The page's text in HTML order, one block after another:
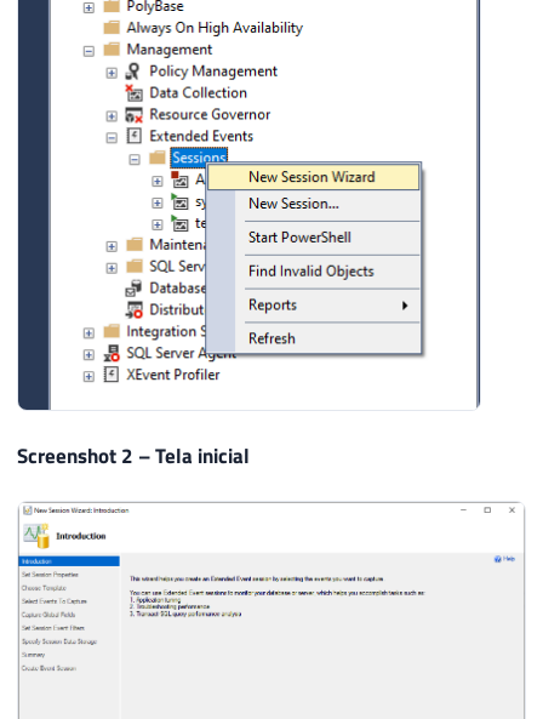
Screenshot 2 – Tela inicial